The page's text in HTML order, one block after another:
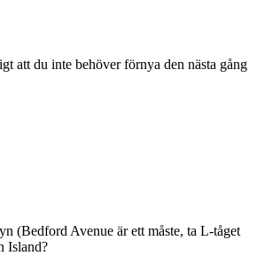
att du inte behöver förnya den nästa gång
(Bedford Avenue är ett måste, ta L-tåget
Island?